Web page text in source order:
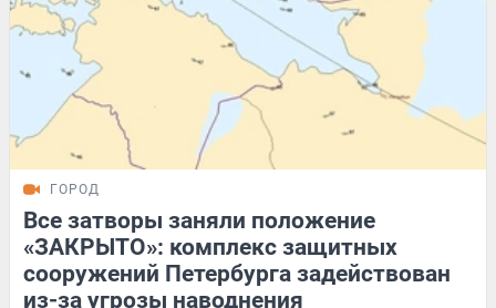
ГОРОД
Все затворы заняли положение
«ЗАКРЫТО»: комплекс защитных
сооружений Петербурга задействован
из-за угрозы наводнения